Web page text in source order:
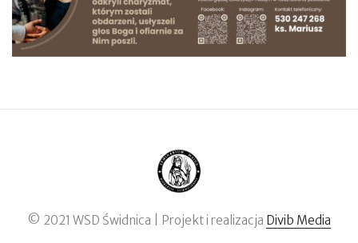
© 2021 WSD Świdnica | Projekt i realizacja Divib Media